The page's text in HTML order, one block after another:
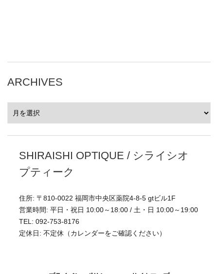
ARCHIVES
SHIRAISHI OPTIQUE / シライシオ
プティーク
住所: 〒810-0022 福岡市中央区薬院4-8-5 gtビル1F
営業時間: 平日・祝日 10:00～18:00 / 土・日 10:00～19:00
TEL: 092-753-8176
定休日: 不定休（カレンダーをご確認ください）